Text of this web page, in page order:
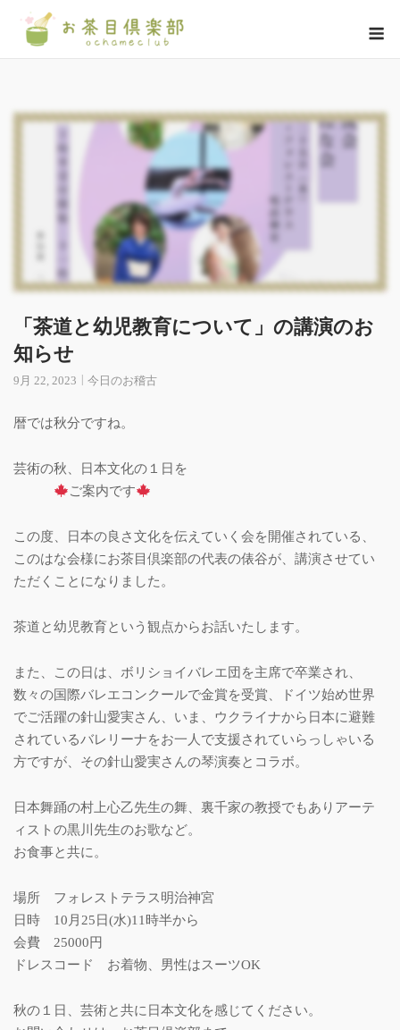
「茶道と幼児教育について」の講演のお
知らせ
9月 22, 2023 今日のお稽古
暦では秋分ですね。
芸術の秋、日本文化の１日を
ご案内です
この度、日本の良さ文化を伝えていく会を開催されている、
このはな会様にお茶目倶楽部の代表の俵谷が、講演させてい
ただくことになりました。
茶道と幼児教育という観点からお話いたします。
また、この日は、ボリショイバレエ団を主席で卒業され、
数々の国際バレエコンクールで金賞を受賞、ドイツ始め世界
でご活躍の針山愛実さん、いま、ウクライナから日本に避難
されているバレリーナをお一人で支援されていらっしゃいる
方ですが、その針山愛実さんの琴演奏とコラボ。
日本舞踊の村上心乙先生の舞、裏千家の教授でもありアーテ
ィストの黒川先生のお歌など。
お食事と共に。
場所 フォレストテラス明治神宮
日時 10月25日(水)11時半から
会費 25000円
ドレスコード お着物、男性はスーツOK
秋の１日、芸術と共に日本文化を感じてください。